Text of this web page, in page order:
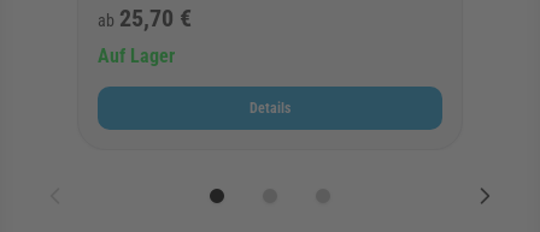
ab 25,70 €
Auf Lager
Details